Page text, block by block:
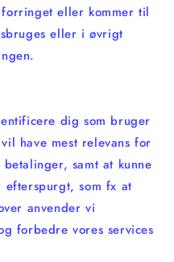
eller kommer til
eller i øvrigt
dig som bruger
have mest relevans for
samt at kunne
som fx at
anvender vi
forbedre vores services